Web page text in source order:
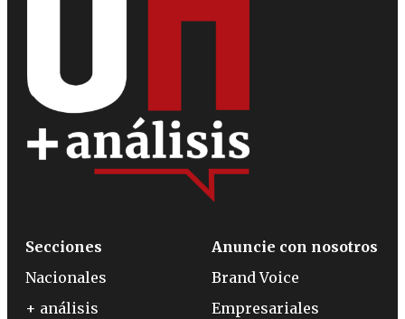
Secciones
Nacionales
+ análisis
Anuncie con nosotros
Brand Voice
Empresariales